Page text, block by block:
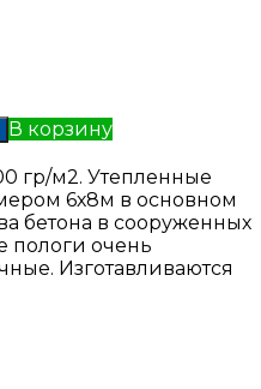
В корзину
гр/м2. Утепленные
6х8м в основном
бетона в сооруженных
пологи очень
Изготавливаются